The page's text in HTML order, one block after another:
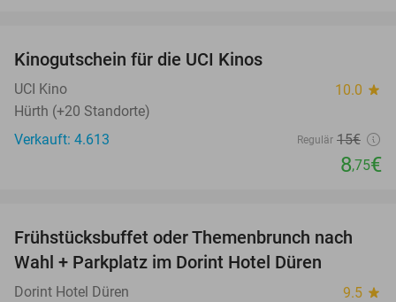
Kinogutschein für die UCI Kinos
UCI Kino 10.0 star
Hürth (+20 Standorte)
Verkauft: 4.613
Regulär 15€
8,75€
60%
Frühstücksbuffet oder Themenbrunch nach
Wahl + Parkplatz im Dorint Hotel Düren
Dorint Hotel Düren 9.5 star